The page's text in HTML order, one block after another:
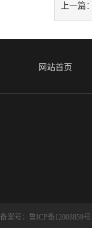
上一篇：
网站首页
备案号：鲁ICP备12008859号